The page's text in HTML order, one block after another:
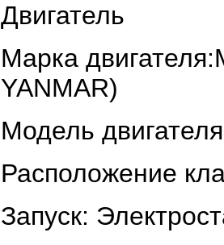
Двигатель
Марка
YANMAR)
Модель
Расположение
Запуск: